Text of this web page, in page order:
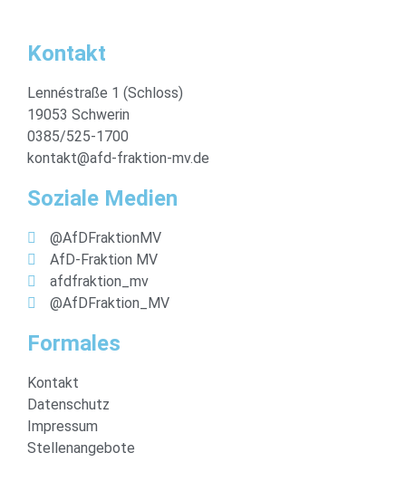
Kontakt
Lennéstraße 1 (Schloss)
19053 Schwerin
0385/525-1700
kontakt@afd-fraktion-mv.de
Soziale Medien
@AfDFraktionMV
AfD-Fraktion MV
afdfraktion_mv
@AfDFraktion_MV
Formales
Kontakt
Datenschutz
Impressum
Stellenangebote